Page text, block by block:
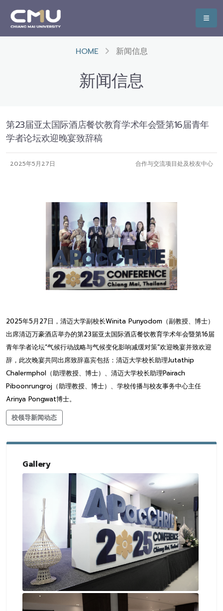
HOME 新闻信息
新闻信息
第23届亚太国际酒店餐饮教育学术年会暨第16届青年
学者论坛欢迎晚宴致辞稿
2025年5月27日 合作与交流项目处及校友中心
2025年5月27日，清迈大学副校长Winita Punyodom（副教授、博士）
出席清迈万豪酒店举办的第23届亚太国际酒店餐饮教育学术年会暨第16届
青年学者论坛“气候行动战略与气候变化影响减缓对策”欢迎晚宴并致欢迎
辞，此次晚宴共同出席致辞嘉宾包括：清迈大学校长助理Jutathip
Chalermphol（助理教授、博士）、清迈大学校长助理Pairach
Piboonrungroj（助理教授、博士）、学校传播与校友事务中心主任
Arinya Pongwat博士。
校领导新闻动态
Gallery